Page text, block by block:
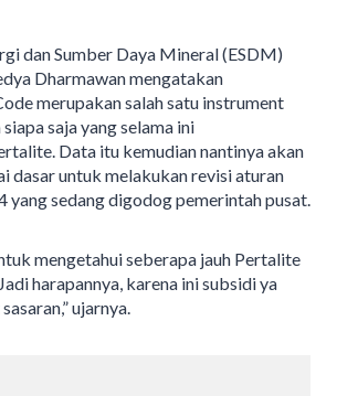
dan Sumber Daya Mineral (ESDM)
Dharmawan mengatakan
merupakan salah satu instrument
saja yang selama ini
Data itu kemudian nantinya akan
dasar untuk melakukan revisi aturan
yang sedang digodog pemerintah pusat.
mengetahui seberapa jauh Pertalite
harapannya, karena ini subsidi ya
ujarnya.